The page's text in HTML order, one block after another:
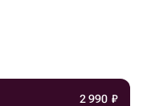
2 990 ₽